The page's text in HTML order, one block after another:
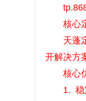
核心
天蓬定
开解决方
核心
1. 稳定